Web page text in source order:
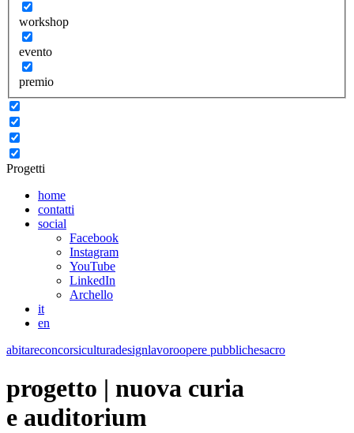
workshop
evento
premio
Progetti
home
contatti
social
Facebook
Instagram
YouTube
LinkedIn
Archello
it
en
abitareconcorsiculturadesignlavoroopere pubblichesacro
progetto | nuova curia
e auditorium